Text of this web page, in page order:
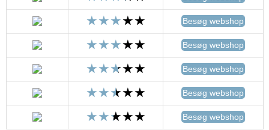
Besøg webshop
Besøg webshop
Besøg webshop
Besøg webshop
Besøg webshop